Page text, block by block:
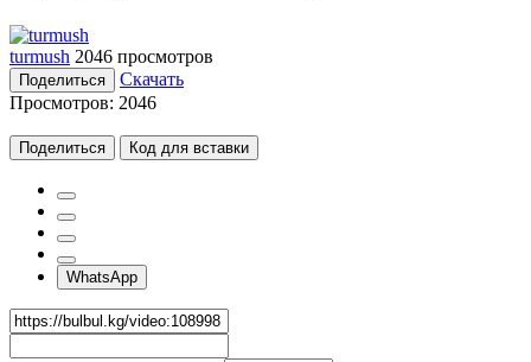
turmush 2046 просмотров
Поделиться
Скачать
Просмотров: 2046
Поделиться Код для вставки
WhatsApp